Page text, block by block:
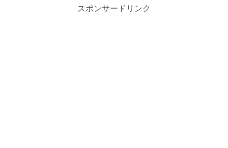
スポンサードリンク